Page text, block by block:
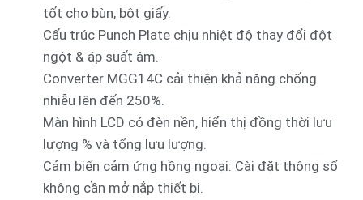
tốt cho bùn, bột giấy.
Cấu trúc Punch Plate chịu nhiệt độ thay đổi đột
ngột & áp suất âm.
Converter MGG14C cải thiện khả năng chống
nhiễu lên đến 250%.
Màn hình LCD có đèn nền, hiển thị đồng thời lưu
lượng % và tổng lưu lượng.
Cảm biến cảm ứng hồng ngoại: Cài đặt thông số
không cần mở nắp thiết bị.